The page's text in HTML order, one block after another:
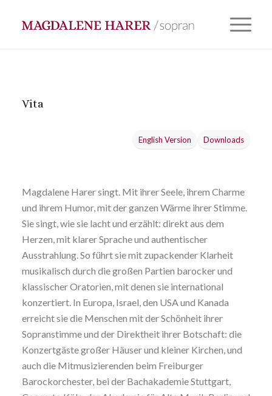
Vita
Downloads
English Version
Magdalene Harer singt. Mit ihrer Seele, ihrem Charme
und ihrem Humor, mit der ganzen Wärme ihrer Stimme.
Sie singt, wie sie lacht und erzählt: direkt aus dem
Herzen, mit klarer Sprache und authentischer
Ausstrahlung. So führt sie mit zupackender Klarheit
musikalisch durch die großen Partien barocker und
klassischer Oratorien, mit denen sie international
konzertiert. In Europa, Israel, den USA und Kanada
erreicht sie die Menschen mit der Schönheit ihrer
Sopranstimme und der Direktheit ihrer Botschaft: die
Konzertgäste großer Häuser und kleiner Kirchen, und
auch die Mitmusizierenden beim Freiburger
Barockorchester, bei der Bachakademie Stuttgart,